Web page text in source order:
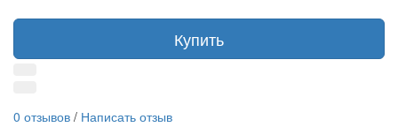
Купить
0 отзывов / Написать отзыв